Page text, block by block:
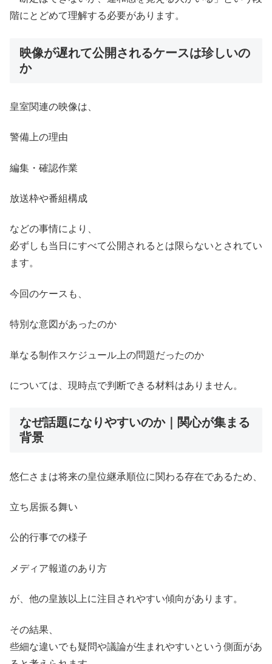
階にとどめて理解する必要があります。
映像が遅れて公開されるケースは珍しいの
か
皇室関連の映像は、
警備上の理由
編集・確認作業
放送枠や番組構成
などの事情により、
必ずしも当日にすべて公開されるとは限らないとされてい
ます。
今回のケースも、
特別な意図があったのか
単なる制作スケジュール上の問題だったのか
については、現時点で判断できる材料はありません。
なぜ話題になりやすいのか｜関心が集まる
背景
悠仁さまは将来の皇位継承順位に関わる存在であるため、
立ち居振る舞い
公的行事での様子
メディア報道のあり方
が、他の皇族以上に注目されやすい傾向があります。
その結果、
些細な違いでも疑問や議論が生まれやすいという側面があ